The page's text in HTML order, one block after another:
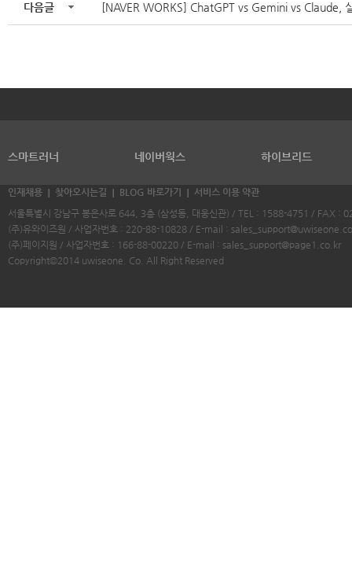
다음글 [NAVER WORKS] ChatGPT vs Gemini vs Claude,
스마트러너 네이버웍스 하이브리드
인재채용 찾아오시는길 BLOG 바로가기
서비스 이용 약관
서울특별시 강남구 봉은사로 644, 3층 (삼성동, 대웅신관) / TEL : 1588-4751 / FAX :
(주)유와이즈원 / 사업자번호 : 220-88-10828 / E-mail :
(주)페이지원 / 사업자번호 : 166-88-00220 / E-mail : sales_support@page1.co.kr
Copyright©2014 uwiseone. Co. All Right Reserved